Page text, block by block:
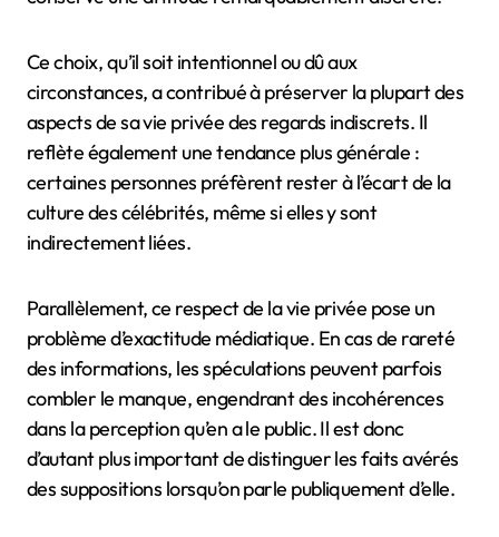
Ce choix, qu’il soit intentionnel ou dû aux
circonstances, a contribué à préserver la plupart des
aspects de sa vie privée des regards indiscrets. Il
reflète également une tendance plus générale :
certaines personnes préfèrent rester à l’écart de la
culture des célébrités, même si elles y sont
indirectement liées.
Parallèlement, ce respect de la vie privée pose un
problème d’exactitude médiatique. En cas de rareté
des informations, les spéculations peuvent parfois
combler le manque, engendrant des incohérences
dans la perception qu’en a le public. Il est donc
d’autant plus important de distinguer les faits avérés
des suppositions lorsqu’on parle publiquement d’elle.